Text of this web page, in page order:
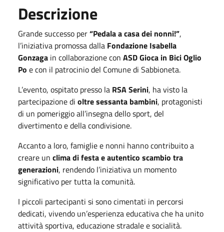
Descrizione
Grande successo per“Pedala a casa dei nonni!”,
l’iniziativa promossa dalla Fondazione Isabella
Gonzaga in collaborazione con ASD Gioca in Bici Oglio
Po e con il patrocinio del Comune di Sabbioneta.
L’evento, ospitato presso la RSA Serini, ha visto la
partecipazione di oltre sessanta bambini, protagonisti
di un pomeriggio all’insegna dello sport, del
divertimento e della condivisione.
Accanto a loro, famiglie e nonni hanno contribuito a
creare un clima di festa e autentico scambio tra
generazioni, rendendo l’iniziativa un momento
significativo per tutta la comunità.
I piccoli partecipanti si sono cimentati in percorsi
dedicati, vivendo un’esperienza educativa che ha unito
attività sportiva, educazione stradale e socialità.